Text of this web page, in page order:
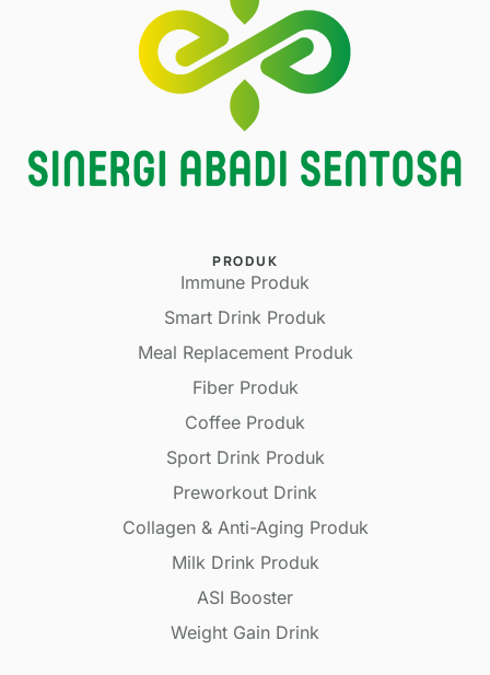
PRODUK
Immune Produk
Smart Drink Produk
Meal Replacement Produk
Fiber Produk
Coffee Produk
Sport Drink Produk
Preworkout Drink
Collagen & Anti-Aging Produk
Milk Drink Produk
ASI Booster
Weight Gain Drink